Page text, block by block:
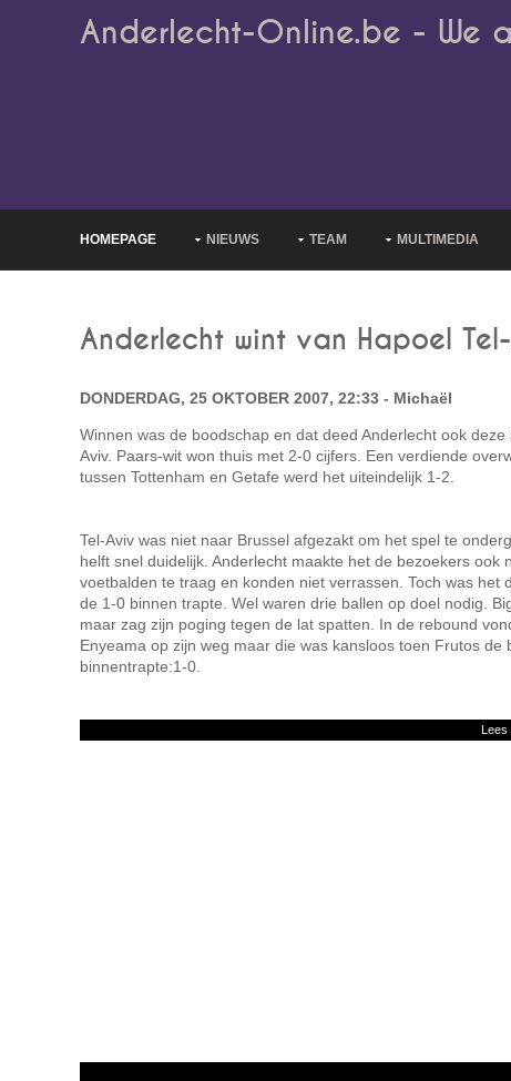
Anderlecht-Online.be - We
HOMEPAGE NIEUWS TEAM MULTIMEDIA
Anderlecht wint van Hapoel
DONDERDAG, 25 OKTOBER 2007, 22:33 - Michaël
Winnen was de boodschap en dat deed Anderlecht ook
Aviv. Paars-wit won thuis met 2-0 cijfers. Een verdiende
tussen Tottenham en Getafe werd het uiteindelijk 1-2.
Tel-Aviv was niet naar Brussel afgezakt om het spel te
helft snel duidelijk. Anderlecht maakte het de bezoekers ook
voetbalden te traag en konden niet verrassen. Toch was het
de 1-0 binnen trapte. Wel waren drie ballen op doel nodig.
maar zag zijn poging tegen de lat spatten. In de rebound
Enyeama op zijn weg maar die was kansloos toen Frutos de
binnentrapte:1-0.
Lees